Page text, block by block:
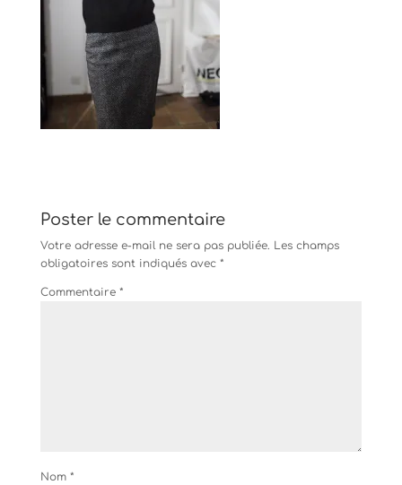
Poster le commentaire
Votre adresse e-mail ne sera pas publiée. Les champs
obligatoires sont indiqués avec *
Commentaire *
Nom *